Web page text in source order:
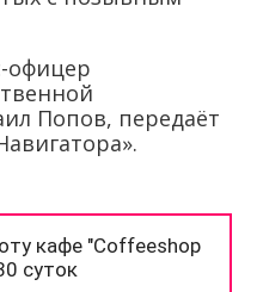
офицер
Попов, передаёт